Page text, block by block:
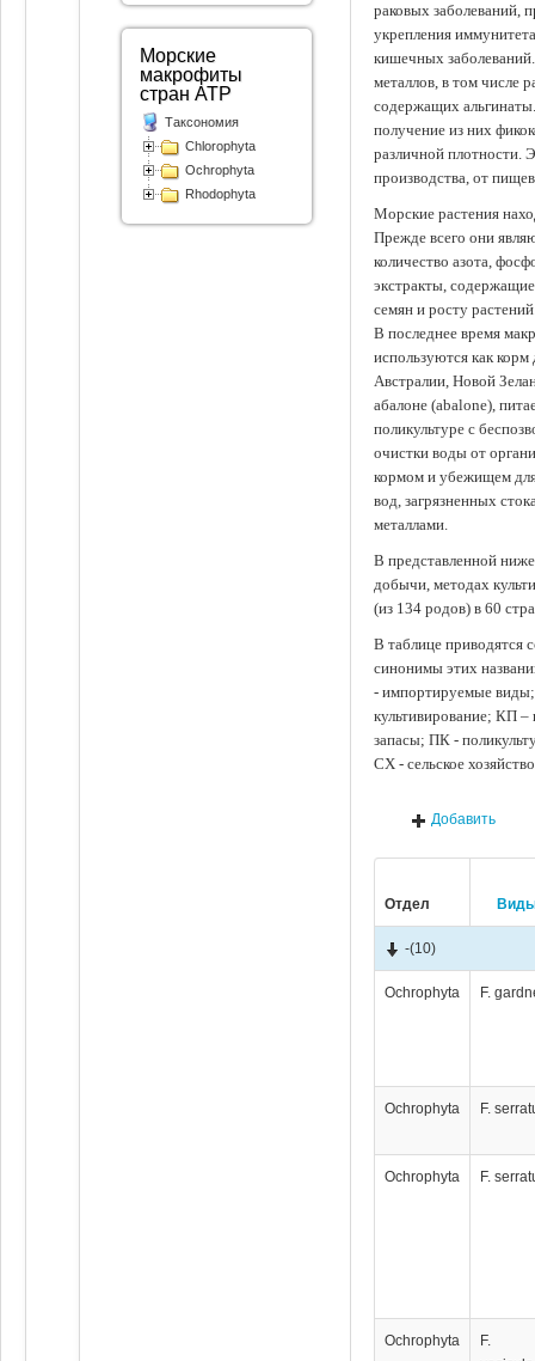
раковых заболеваний,
укрепления
кишечных
металлов, в том числе
содержащих
получение из них
различной плотности.
производства, от
Морские растения
Прежде всего они
количество азота,
экстракты,
семян и росту
В последнее время
используются как
Австралии, Новой
абалоне (abalone),
поликультуре с
очистки воды от
кормом и убежищем
вод, загрязненных
металлами.
В представленной
добычи, методах
(из 134 родов) в 60
В таблице приводятся
синонимы этих
- импортируемые
культивирование; КП
запасы; ПК -
СХ - сельское
Добавить
Отдел
-(10)
Ochrophyta F.
Ochrophyta F.
Ochrophyta F.
Ochrophyta
F.
Морские
макрофиты
стран АТР
Таксономия
Chlorophyta
Ochrophyta
Rhodophyta